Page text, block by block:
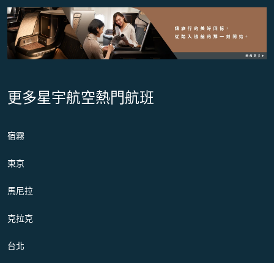
更多星宇航空熱門航班
宿霧
東京
馬尼拉
克拉克
台北